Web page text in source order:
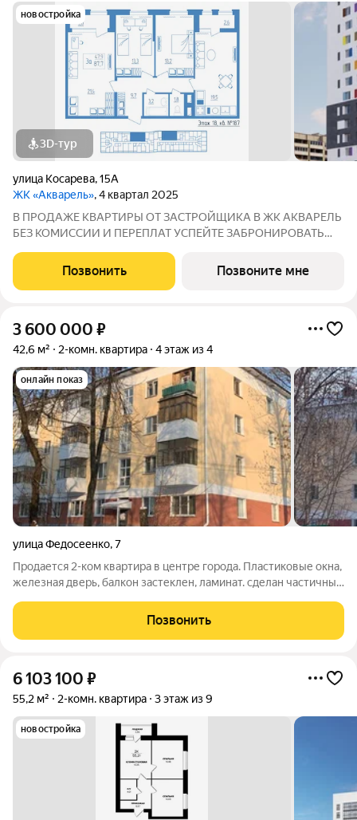
новостройка
3D-тур
улица Косарева,15А
ЖК «Акварель», 4 квартал 2025
В ПРОДАЖЕ КВАРТИРЫ ОТ ЗАСТРОЙЩИКА В ЖК АКВАРЕЛЬ
БЕЗ КОМИССИИ И ПЕРЕПЛАТ УCПEЙТЕ ЗAБРОНИPOВАТЬ
выбрать Развитая инфраструктура школы, детсады,
Позвонить Позвоните мне
3 600 000 ₽
42,6 м² 2-комн. квартира 4 этаж из 4
онлайн показ
улица Федосеенко,7
Продается 2-ком квартира в центре города. Пластиковые окна,
железная дверь, балкон застеклен, ламинат. сделан частичный
собственник. Вся сума в договоре.Быстры выход на сделку. В
шаговой доступности
Позвонить
6 103 100 ₽
55,2 м² 2-комн. квартира 3 этаж из 9
новостройка